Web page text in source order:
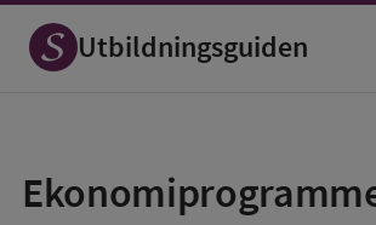
Utbildningsguiden
som
favorit